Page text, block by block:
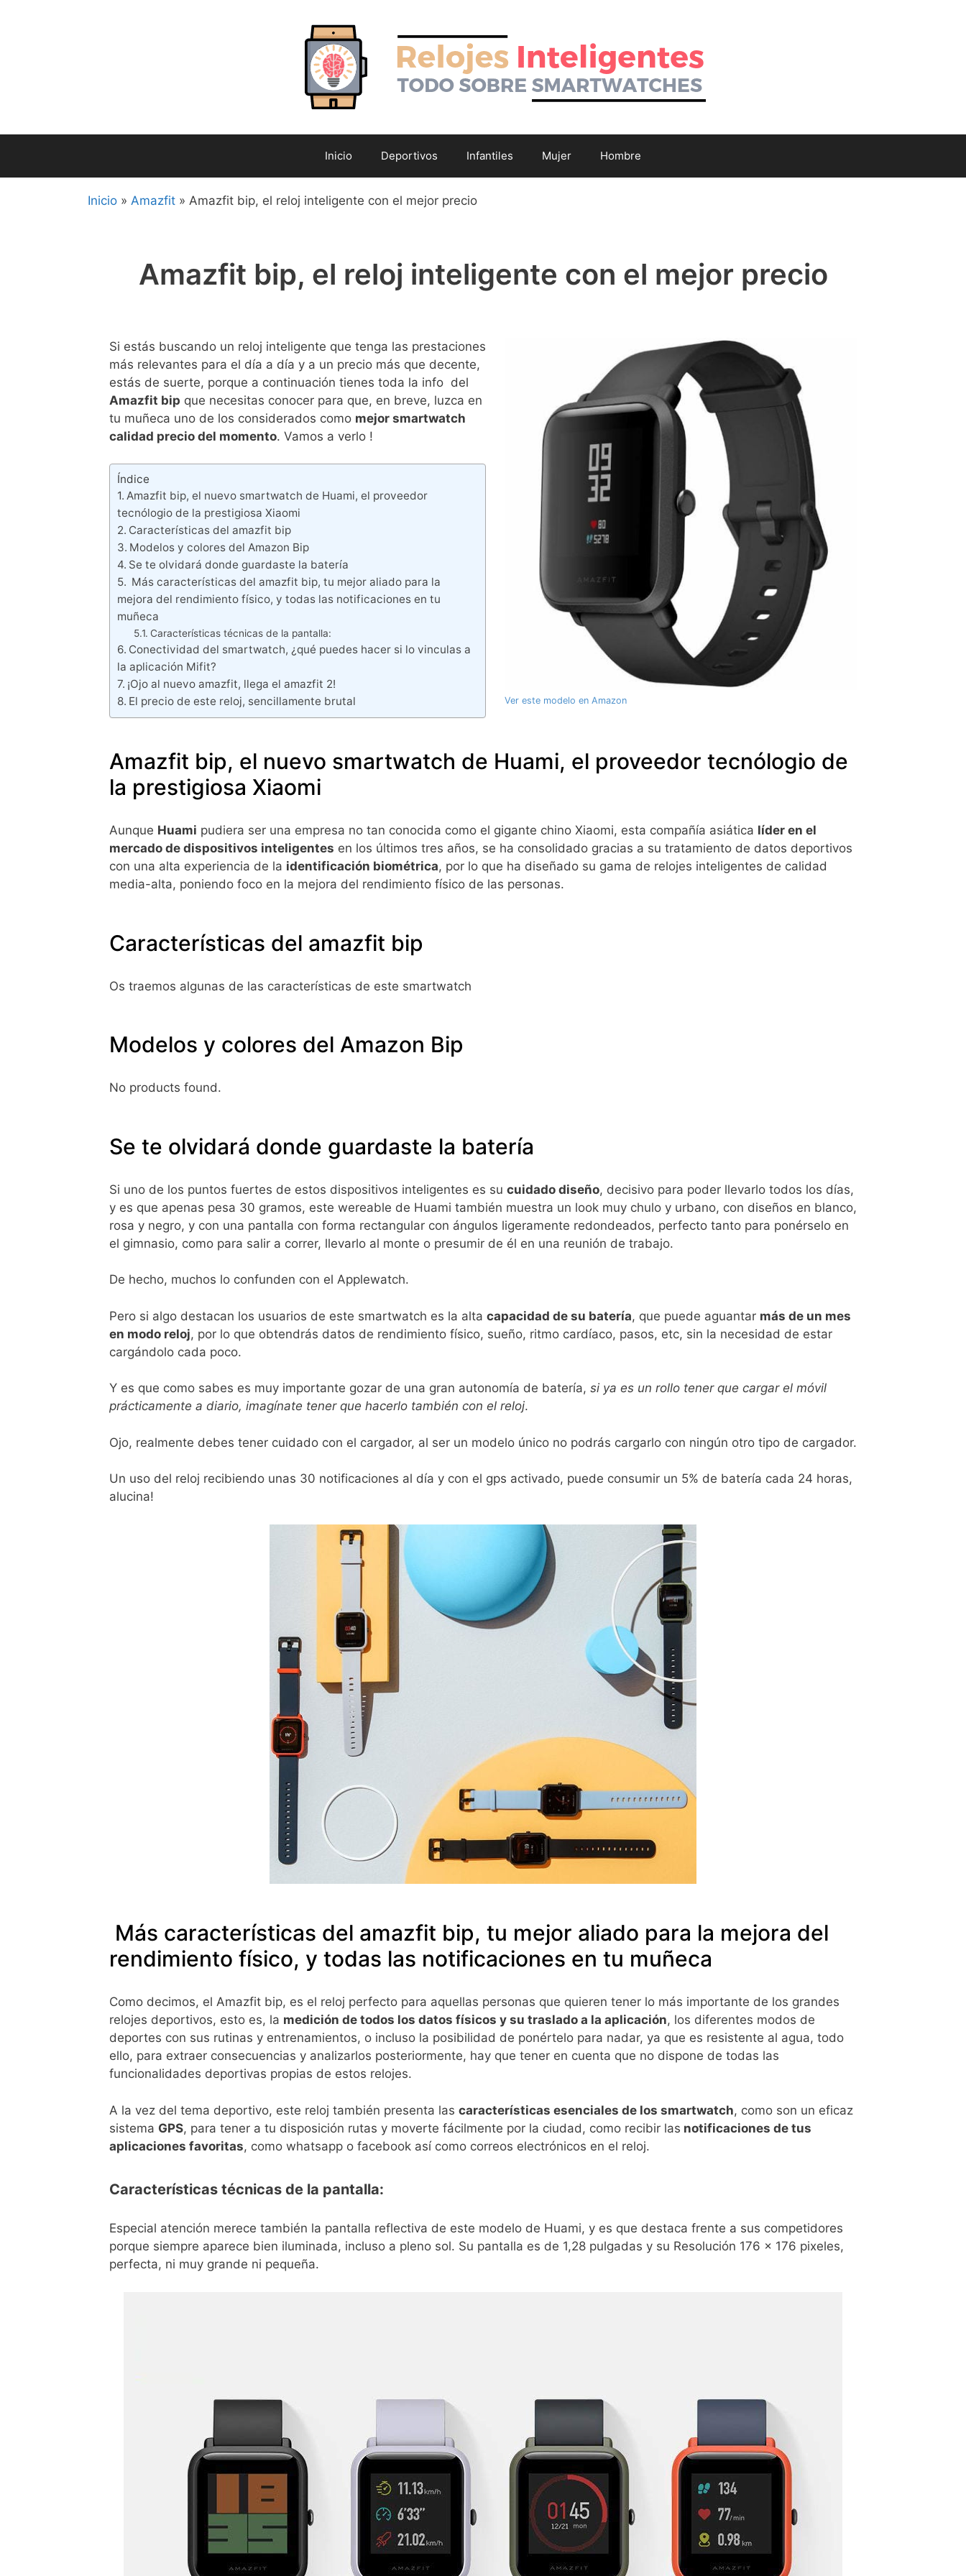
Inicio Deportivos Infantiles Mujer Hombre
Inicio » Amazfit » Amazfit bip, el reloj inteligente con el mejor precio
Amazfit bip, el reloj inteligente con el mejor precio
Ver este modelo en Amazon
Si estás buscando un reloj inteligente que tenga las prestaciones
más relevantes para el día a día y a un precio más que decente,
estás de suerte, porque a continuación tienes toda la info del
Amazfit bip que necesitas conocer para que, en breve, luzca en
tu muñeca uno de los considerados como mejor smartwatch
calidad precio del momento. Vamos a verlo !
Índice
Amazfit bip, el nuevo smartwatch de Huami, el proveedor
tecnólogio de la prestigiosa Xiaomi
Características del amazfit bip
Modelos y colores del Amazon Bip
Se te olvidará donde guardaste la batería
Más características del amazfit bip, tu mejor aliado para la
mejora del rendimiento físico, y todas las notificaciones en tu
muñeca
Características técnicas de la pantalla:
Conectividad del smartwatch, ¿qué puedes hacer si lo vinculas a
la aplicación Mifit?
¡Ojo al nuevo amazfit, llega el amazfit 2!
El precio de este reloj, sencillamente brutal
Amazfit bip, el nuevo smartwatch de Huami, el proveedor tecnólogio de
la prestigiosa Xiaomi
Aunque Huami pudiera ser una empresa no tan conocida como el gigante chino Xiaomi, esta compañía asiática líder en el
mercado de dispositivos inteligentes en los últimos tres años, se ha consolidado gracias a su tratamiento de datos deportivos
con una alta experiencia de la identificación biométrica, por lo que ha diseñado su gama de relojes inteligentes de calidad
media-alta, poniendo foco en la mejora del rendimiento físico de las personas.
Características del amazfit bip
Os traemos algunas de las características de este smartwatch
Modelos y colores del Amazon Bip
No products found.
Se te olvidará donde guardaste la batería
Si uno de los puntos fuertes de estos dispositivos inteligentes es su cuidado diseño, decisivo para poder llevarlo todos los días,
y es que apenas pesa 30 gramos, este wereable de Huami también muestra un look muy chulo y urbano, con diseños en blanco,
rosa y negro, y con una pantalla con forma rectangular con ángulos ligeramente redondeados, perfecto tanto para ponérselo en
el gimnasio, como para salir a correr, llevarlo al monte o presumir de él en una reunión de trabajo.
De hecho, muchos lo confunden con el Applewatch.
Pero si algo destacan los usuarios de este smartwatch es la alta capacidad de su batería, que puede aguantar más de un mes
en modo reloj, por lo que obtendrás datos de rendimiento físico, sueño, ritmo cardíaco, pasos, etc, sin la necesidad de estar
cargándolo cada poco.
Y es que como sabes es muy importante gozar de una gran autonomía de batería, si ya es un rollo tener que cargar el móvil
prácticamente a diario, imagínate tener que hacerlo también con el reloj.
Ojo, realmente debes tener cuidado con el cargador, al ser un modelo único no podrás cargarlo con ningún otro tipo de cargador.
Un uso del reloj recibiendo unas 30 notificaciones al día y con el gps activado, puede consumir un 5% de batería cada 24 horas,
alucina!
Más características del amazfit bip, tu mejor aliado para la mejora del
rendimiento físico, y todas las notificaciones en tu muñeca
Como decimos, el Amazfit bip, es el reloj perfecto para aquellas personas que quieren tener lo más importante de los grandes
relojes deportivos, esto es, la medición de todos los datos físicos y su traslado a la aplicación, los diferentes modos de
deportes con sus rutinas y entrenamientos, o incluso la posibilidad de ponértelo para nadar, ya que es resistente al agua, todo
ello, para extraer consecuencias y analizarlos posteriormente, hay que tener en cuenta que no dispone de todas las
funcionalidades deportivas propias de estos relojes.
A la vez del tema deportivo, este reloj también presenta las características esenciales de los smartwatch, como son un eficaz
sistema GPS, para tener a tu disposición rutas y moverte fácilmente por la ciudad, como recibir las notificaciones de tus
aplicaciones favoritas, como whatsapp o facebook así como correos electrónicos en el reloj.
Características técnicas de la pantalla:
Especial atención merece también la pantalla reflectiva de este modelo de Huami, y es que destaca frente a sus competidores
porque siempre aparece bien iluminada, incluso a pleno sol. Su pantalla es de 1,28 pulgadas y su Resolución 176 x 176 pixeles,
perfecta, ni muy grande ni pequeña.